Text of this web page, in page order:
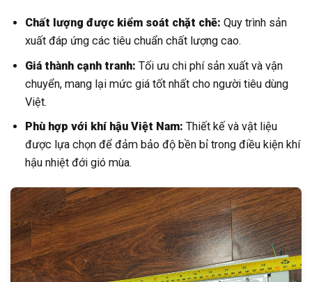
Chất lượng được kiểm soát chặt chẽ: Quy trình sản
xuất đáp ứng các tiêu chuẩn chất lượng cao.
Giá thành cạnh tranh: Tối ưu chi phí sản xuất và vận
chuyển, mang lại mức giá tốt nhất cho người tiêu dùng
Việt.
Phù hợp với khí hậu Việt Nam: Thiết kế và vật liệu
được lựa chọn để đảm bảo độ bền bỉ trong điều kiện khí
hậu nhiệt đới gió mùa.